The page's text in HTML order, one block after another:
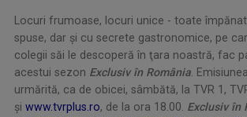
Locuri frumoase, locuri unice - toate
spuse, dar şi cu secrete gastronomice, pe
colegii săi le descoperă în ţara noastră, fac
acestui sezon Exclusiv în România .
urmărită, ca de obicei, sâmbătă, la TVR 1,
şi www.tvrplus.ro, de la ora 18.00. Exclusiv în